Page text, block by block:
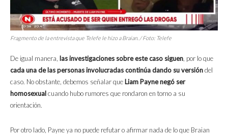
Fragmento de la entrevista que Telefe le hizo a Braian. / Foto: Telefe
De igual manera, las investigaciones sobre este caso siguen, por lo que
cada una de las personas involucradas continúa dando su versióndel
caso. No obstante, debemos señalar que Liam Payne negó ser
homosexualcuando hubo rumores que rondaron en torno a su
orientación.
Por otro lado, Payne ya no puede refutar o afirmar nada de lo que Braian